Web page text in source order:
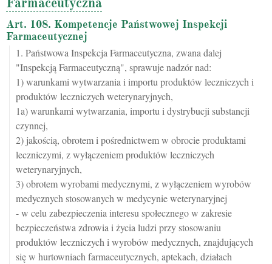
Art. 108. Kompetencje Państwowej Inspekcji
Farmaceutycznej
1. Państwowa Inspekcja Farmaceutyczna, zwana dalej
"Inspekcją Farmaceutyczną", sprawuje nadzór nad:
1) warunkami wytwarzania i importu produktów leczniczych i
produktów leczniczych weterynaryjnych,
1a) warunkami wytwarzania, importu i dystrybucji substancji
czynnej,
2) jakością, obrotem i pośrednictwem w obrocie produktami
leczniczymi, z wyłączeniem produktów leczniczych
weterynaryjnych,
3) obrotem wyrobami medycznymi, z wyłączeniem wyrobów
medycznych stosowanych w medycynie weterynaryjnej
- w celu zabezpieczenia interesu społecznego w zakresie
bezpieczeństwa zdrowia i życia ludzi przy stosowaniu
produktów leczniczych i wyrobów medycznych, znajdujących
się w hurtowniach farmaceutycznych, aptekach, działach